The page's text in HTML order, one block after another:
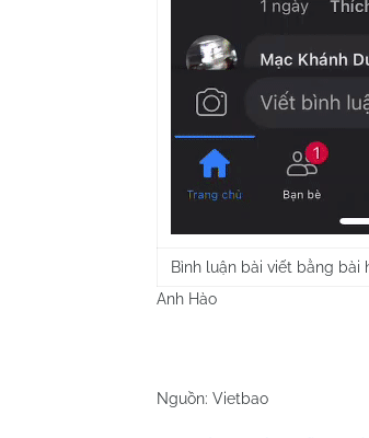
Bình luận bài viết bằng bài
Anh Hào
Nguồn: Vietbao